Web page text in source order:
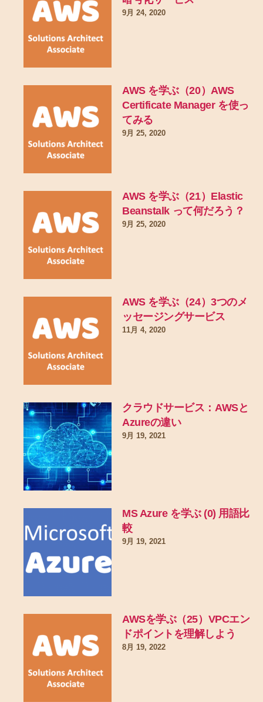
9月 24, 2020
AWS を学ぶ（20）AWS
Certificate Manager を使っ
てみる
9月 25, 2020
AWS を学ぶ（21）Elastic
Beanstalk って何だろう？
9月 25, 2020
AWS を学ぶ（24）3つのメ
ッセージングサービス
11月 4, 2020
クラウドサービス：AWSと
Azureの違い
9月 19, 2021
MS Azure を学ぶ (0) 用語比
較
9月 19, 2021
AWSを学ぶ（25）VPCエン
ドポイントを理解しよう
8月 19, 2022